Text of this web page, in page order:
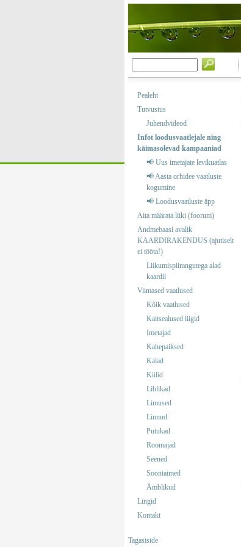
Pealeht
Tutvustus
Juhendvideod
Infot loodusvaatlejale ning
käimasolevad kampaaniad
📢 Uus imetajate levikuatlas
📢 Aasta orhidee vaatluste
kogumine
📢 Loodusvaatluste äpp
Aita määrata liiki (foorum)
Andmebaasi avalik
KAARDIRAKENDUS (ajutiselt
ei tööta!)
Liikumispiirangutega alad
kaardil
Viimased vaatlused
Kõik vaatlused
Kaitsealused liigid
Imetajad
Kahepaiksed
Kalad
Kiilid
Liblikad
Limused
Linnud
Putukad
Roomajad
Seened
Soontaimed
Ämblikud
Lingid
Kontakt
Tagasiside